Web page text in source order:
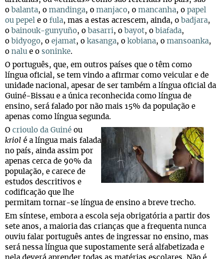
o balanta, o mandinga, o manjaco, o mancanha, o papel
ou pepel e o fula, mas a estas acrescem, ainda, o badjara,
o bainouk-gunyuño, o basarri, o bayot, o biafada,
o bidyogo, o ejamat, o kasanga, o kobiana, o mansoanka,
o nalu e o soninke.
O português, que, em outros países que o têm como
língua oficial, se tem vindo a afirmar como veicular e de
unidade nacional, apesar de ser também a língua oficial da
Guiné-Bissau e a única reconhecida como língua de
ensino, será falado por não mais 15% da população e
apenas como língua segunda.
O crioulo da Guiné ou
kriol é a língua mais falada
no país, ainda assim por
apenas cerca de 90% da
população, e carece de
estudos descritivos e
codificação que lhe
permitam tornar-se língua de ensino a breve trecho.
Em síntese, embora a escola seja obrigatória a partir dos
sete anos, a maioria das crianças que a frequenta nunca
ouviu falar português antes de ingressar no ensino, mas
será nessa língua que supostamente será alfabetizada e